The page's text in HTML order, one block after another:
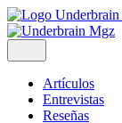
Artículos
Entrevistas
Reseñas